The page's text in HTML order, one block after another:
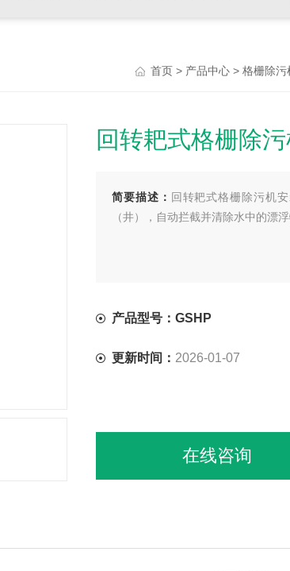
首页 > 产品中心 > 格栅除污
回转耙式格栅除
简要描述： 回转耙式格栅除污机
（井），自动拦截并清除水中的漂
产品型号：GSHP
更新时间： 2026-01-07
在线咨询